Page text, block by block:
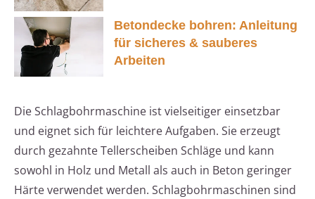
Betondecke bohren: Anleitung
für sicheres & sauberes
Arbeiten
Die Schlagbohrmaschine ist vielseitiger einsetzbar
und eignet sich für leichtere Aufgaben. Sie erzeugt
durch gezahnte Tellerscheiben Schläge und kann
sowohl in Holz und Metall als auch in Beton geringer
Härte verwendet werden. Schlagbohrmaschinen sind